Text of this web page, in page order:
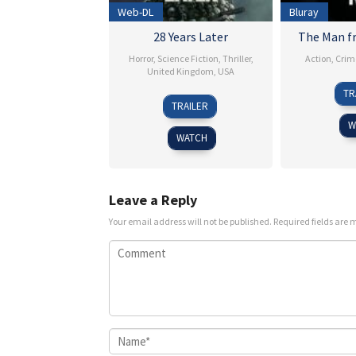
Web-DL
28 Years Later
Horror, Science Fiction Thriller,
United Kingdom USA
18
Jun
2025
Danny
Boyle
TRAILER
WATCH
Bluray
The Man
Action
Leave a Reply
Your email address will not be published. Required fields are